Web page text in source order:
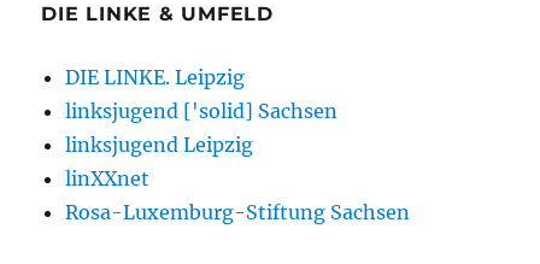
DIE LINKE & UMFELD
DIE LINKE. Leipzig
linksjugend ['solid] Sachsen
linksjugend Leipzig
linXXnet
Rosa-Luxemburg-Stiftung Sachsen